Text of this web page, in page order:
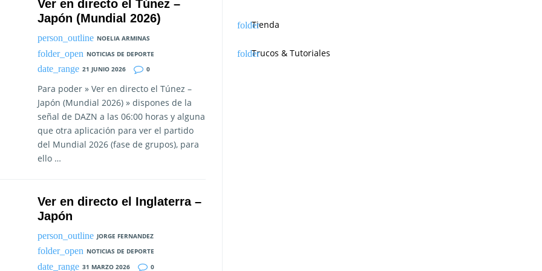
Ver en directo el Túnez –
Japón (Mundial 2026)
NOELIA ARMINAS
NOTICIAS DE DEPORTE
21 JUNIO 2026
0
Para poder » Ver en directo el Túnez –
Japón (Mundial 2026) » dispones de la
señal de DAZN a las 06:00 horas y alguna
que otra aplicación para ver el partido
del Mundial 2026 (fase de grupos), para
ello …
Ver en directo el Inglaterra –
Japón
JORGE FERNANDEZ
NOTICIAS DE DEPORTE
31 MARZO 2026
0
Tienda
Trucos & Tutoriales